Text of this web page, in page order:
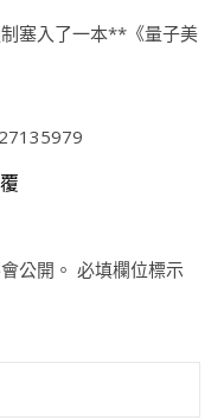
塞入了一本**《量子美
公開。 必填欄位標示